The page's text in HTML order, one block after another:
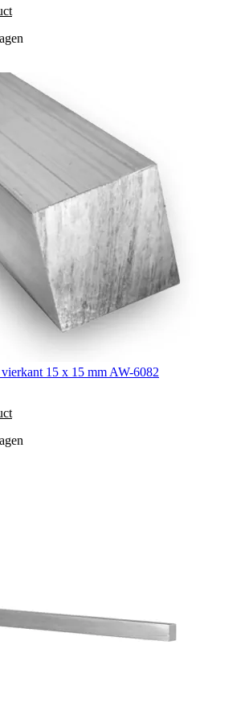
15 x 15 mm AW-6082